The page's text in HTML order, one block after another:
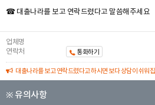
☎ 대출나라를 보고 연락드렸다고 말씀해주세요
업체명
연락처
통화하기
대출나라를 보고 연락드렸다고 하시면 보다 상담이 쉬워
※ 유의사항